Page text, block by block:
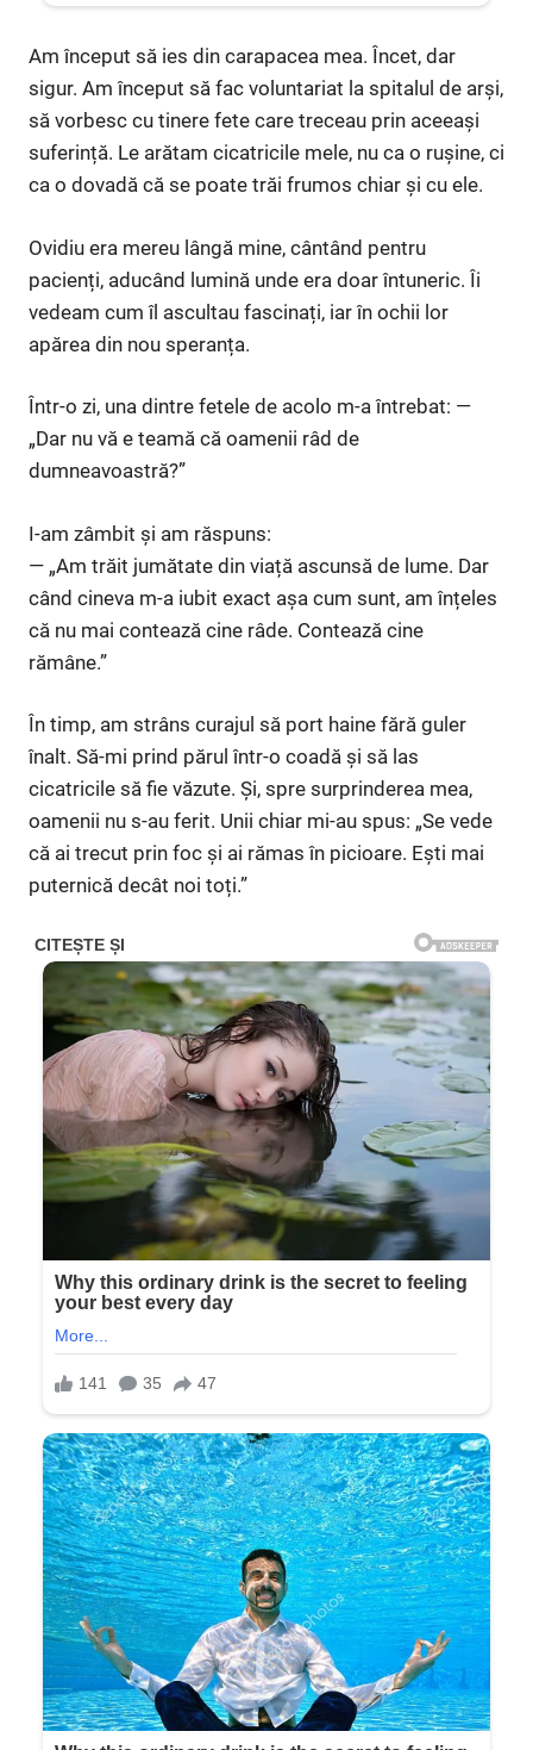
Am început să ies din carapacea mea. Încet, dar
sigur. Am început să fac voluntariat la spitalul de arși,
să vorbesc cu tinere fete care treceau prin aceeași
suferință. Le arătam cicatricile mele, nu ca o rușine, ci
ca o dovadă că se poate trăi frumos chiar și cu ele.
Ovidiu era mereu lângă mine, cântând pentru
pacienți, aducând lumină unde era doar întuneric. Îi
vedeam cum îl ascultau fascinați, iar în ochii lor
apărea din nou speranța.
Într-o zi, una dintre fetele de acolo m-a întrebat: —
„Dar nu vă e teamă că oamenii râd de
dumneavoastră?”
I-am zâmbit și am răspuns:
— „Am trăit jumătate din viață ascunsă de lume. Dar
când cineva m-a iubit exact așa cum sunt, am înțeles
că nu mai contează cine râde. Contează cine
rămâne.”
În timp, am strâns curajul să port haine fără guler
înalt. Să-mi prind părul într-o coadă și să las
cicatricile să fie văzute. Și, spre surprinderea mea,
oamenii nu s-au ferit. Unii chiar mi-au spus: „Se vede
că ai trecut prin foc și ai rămas în picioare. Ești mai
puternică decât noi toți.”